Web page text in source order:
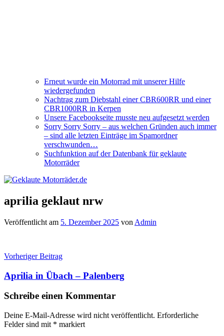
Erneut wurde ein Motorrad mit unserer Hilfe
wiedergefunden
Nachtrag zum Diebstahl einer CBR600RR und einer
CBR1000RR in Kerpen
Unsere Facebookseite musste neu aufgesetzt werden
Sorry Sorry Sorry – aus welchen Gründen auch immer
– sind alle letzten Einträge im Spamordner
verschwunden…
Suchfunktion auf der Datenbank für geklaute
Motorräder
aprilia geklaut nrw
Veröffentlicht am 5. Dezember 2025 von Admin
Beitragsnavigation
Vorheriger Beitrag
Aprilia in Übach – Palenberg
Schreibe einen Kommentar
Deine E-Mail-Adresse wird nicht veröffentlicht. Erforderliche
Felder sind mit * markiert